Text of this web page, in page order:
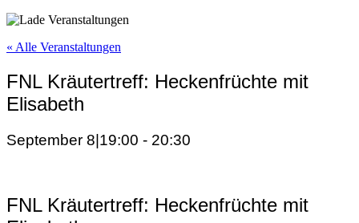
« Alle Veranstaltungen
FNL Kräutertreff: Heckenfrüchte mit
Elisabeth
September 8|19:00 - 20:30
FNL Kräutertreff: Heckenfrüchte mit